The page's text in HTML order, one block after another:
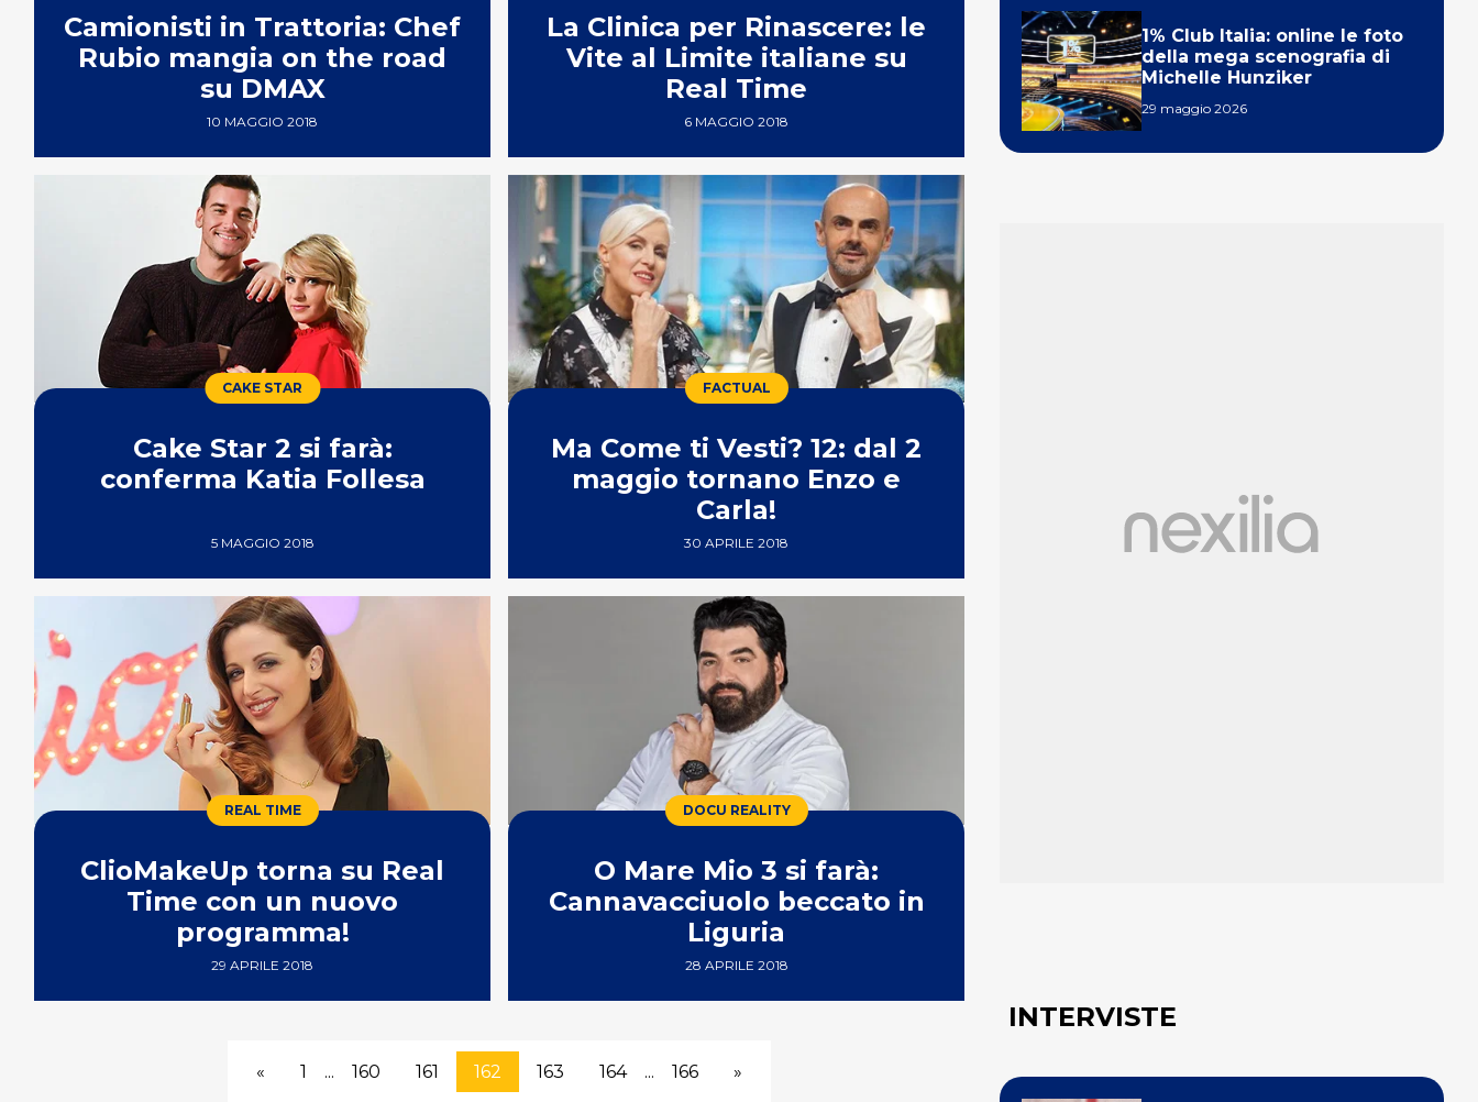
Camionisti in Trattoria: Chef
Rubio mangia on the road
su DMAX
10 MAGGIO 2018
La Clinica per Rinascere: le
Vite al Limite italiane su
Real Time
6 MAGGIO 2018
CAKE STAR
Cake Star 2 si farà:
conferma Katia Follesa
5 MAGGIO 2018
FACTUAL
Ma Come ti Vesti? 12: dal 2
maggio tornano Enzo e
Carla!
30 APRILE 2018
REAL TIME
ClioMakeUp torna su Real
Time con un nuovo
programma!
29 APRILE 2018
DOCU REALITY
O Mare Mio 3 si farà:
Cannavacciuolo beccato in
Liguria
28 APRILE 2018
« 1 ... 160 161 162 163 164 ... 166 »
1% Club Italia: online le foto
della mega scenografia di
Michelle Hunziker
29 maggio 2026
INTERVISTE